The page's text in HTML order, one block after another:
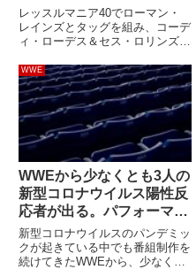
WWE殿堂にも発言権？
レッスルマニア40でローマン・
レインズとタッグを組み、コーデ
ィ・ローデス＆セス・ロリンズと
ク（ドウェイン・ジョンソン）。
このブッキングに至るまでの道の
りは紆余曲折がありました。
WWEとしては、ロック様とレイ
ンズ...
WWE
WWEから少なくとも3人の
新型コロナウイルス陽性反
応者が出る。パフォーマン
ス・センターにいた人物
新型コロナウイルスのパンデミッ
クが起きている中でも番組制作を
続けてきたWWEから、少なくと